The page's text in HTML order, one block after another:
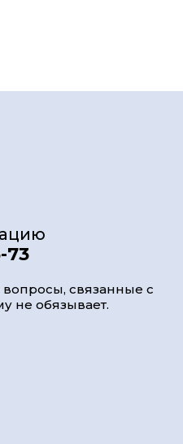
73
связанные с
не обязывает.